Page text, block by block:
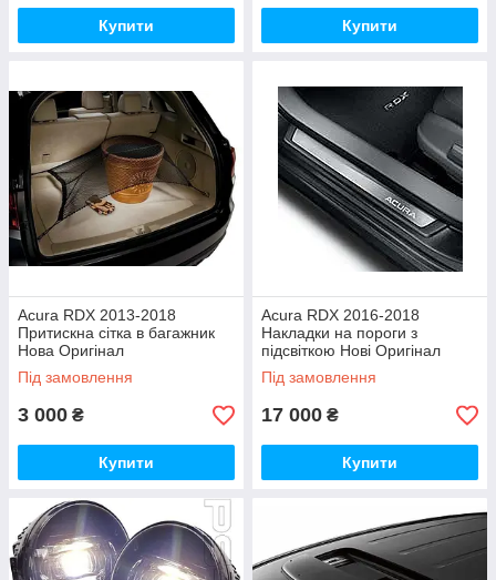
Купити Купити
Acura RDX 2013-2018
Притискна сітка в багажник
Нова Оригінал
Під замовлення
3 000 ₴
Купити
Acura RDX 2016-2018
Накладки на пороги з
підсвіткою Нові Оригінал
Під замовлення
17 000 ₴
Купити